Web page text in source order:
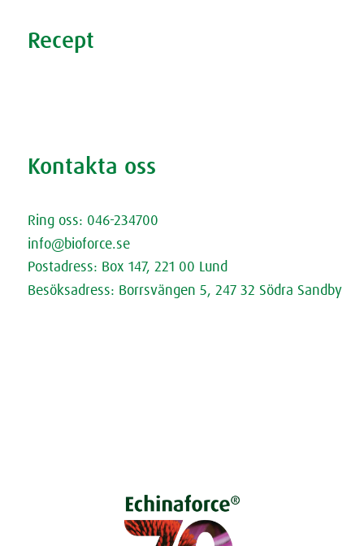
Recept
Kontakta oss
Ring oss: 046-234700
info@bioforce.se
Postadress: Box 147, 221 00 Lund
Besöksadress: Borrsvängen 5, 247 32 Södra Sandby